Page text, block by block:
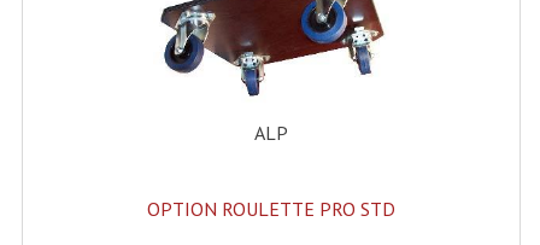
Accessoires Enceintes
Accessoires Micro, Pieds De Régie
Pieds D'enceintes
ALP
OPTION ROULETTE PRO STD